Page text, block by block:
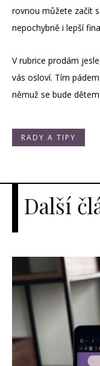
rovnou můžete začít
nepochybně i lepší
V rubrice prodám
vás osloví. Tím
němuž se bude
RADY A TIPY
Další